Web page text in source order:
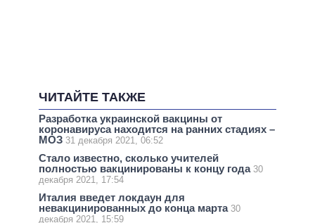
ЧИТАЙТЕ ТАКЖЕ
Разработка украинской вакцины от
коронавируса находится на ранних стадиях –
МОЗ 31 декабря 2021, 06:52
Стало известно, сколько учителей
полностью вакцинированы к концу года 30
декабря 2021, 17:54
Италия введет локдаун для
невакцинированных до конца марта 30
декабря 2021, 15:59